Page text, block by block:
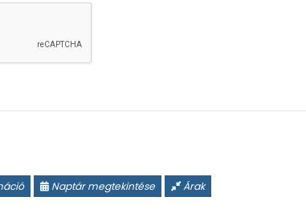
Naptár megtekintése Árak